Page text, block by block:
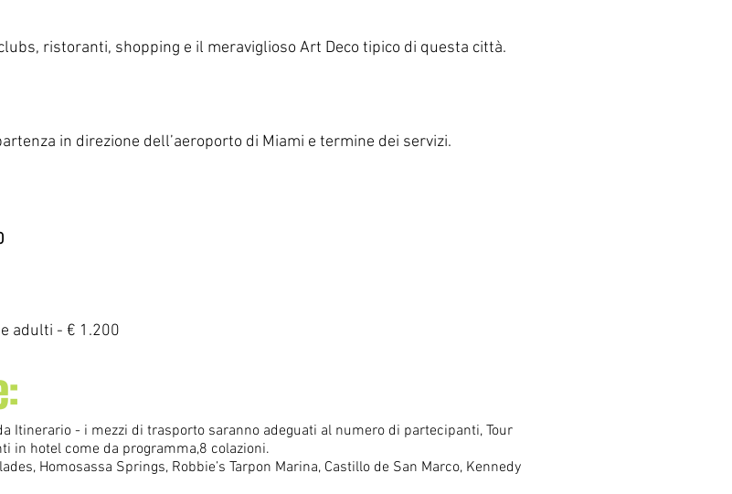
ristoranti, shopping e il meraviglioso Art Deco tipico di questa città.
in direzione dell’aeroporto di Miami e termine dei servizi.
adulti - € 1.200
Itinerario - i mezzi di trasporto saranno adeguati al numero di partecipanti, Tour
in hotel come da programma,8 colazioni.
Homosassa Springs, Robbie’s Tarpon Marina, Castillo de San Marco, Kennedy